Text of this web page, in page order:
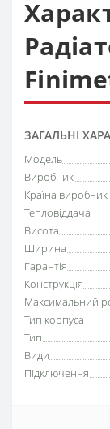
ЗАГАЛЬНІ
Модель
Виробник
Країна виробник
Тепловіддача
Висота
Ширина
Гарантія
Конструкція
Максимальний
Тип корпуса
Тип
Види
Підключення